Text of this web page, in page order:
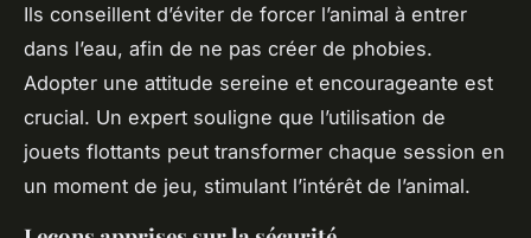
Ils conseillent d’éviter de forcer l’animal à entrer
dans l’eau, afin de ne pas créer de phobies.
Adopter une attitude sereine et encourageante est
crucial. Un expert souligne que l’utilisation de
jouets flottants peut transformer chaque session en
un moment de jeu, stimulant l’intérêt de l’animal.